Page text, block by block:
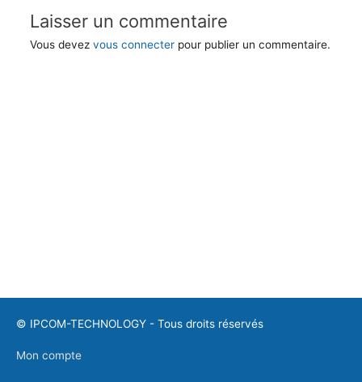
Laisser un commentaire
Vous devez vous connecterpour publier un commentaire.
© IPCOM-TECHNOLOGY - Tous droits réservés
Mon compte